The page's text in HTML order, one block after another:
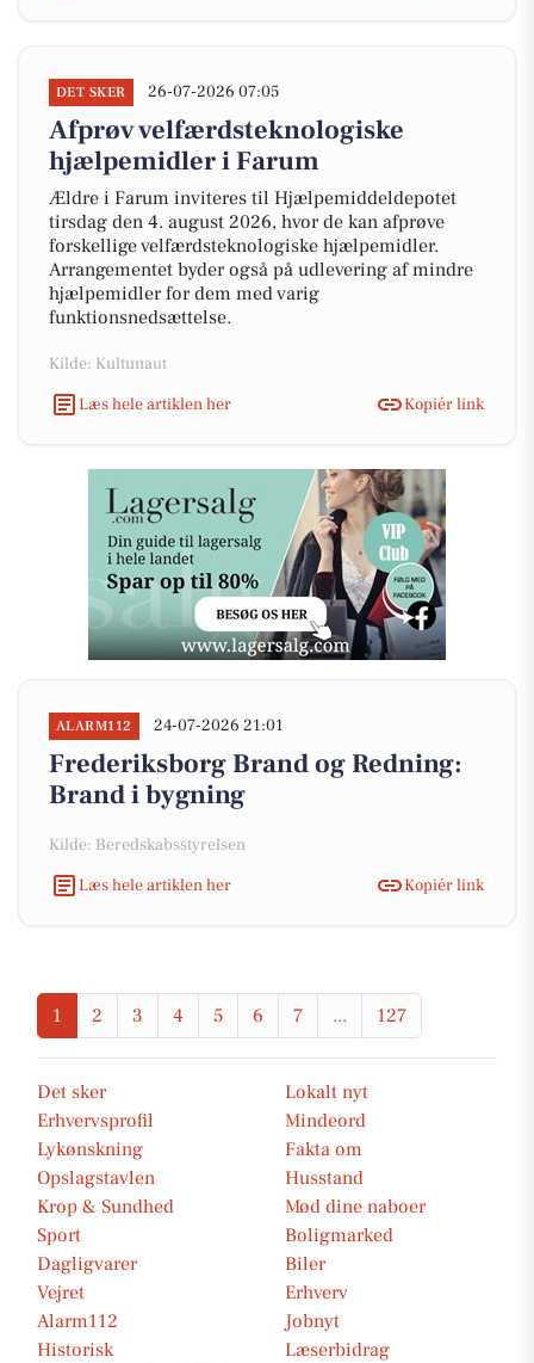
DET SKER 26-07-2026 07:05
Afprøv velfærdsteknologiske
hjælpemidler i Farum
Ældre i Farum inviteres til Hjælpemiddeldepotet
tirsdag den 4. august 2026, hvor de kan afprøve
forskellige velfærdsteknologiske hjælpemidler.
Arrangementet byder også på udlevering af mindre
hjælpemidler for dem med varig
funktionsnedsættelse.
Kilde: Kultunaut
Læs hele artiklen her
Kopiér link
ALARM112 24-07-2026 21:01
Frederiksborg Brand og Redning:
Brand i bygning
Kilde: Beredskabsstyrelsen
Læs hele artiklen her
Kopiér link
1 2 3 4 5 6 7 ... 127
Det sker
Lokalt nyt
Erhvervsprofil
Mindeord
Lykønskning
Fakta om
Opslagstavlen
Husstand
Krop & Sundhed
Mød dine naboer
Sport
Boligmarked
Dagligvarer
Biler
Vejret
Erhverv
Alarm112
Jobnyt
Historisk
Læserbidrag